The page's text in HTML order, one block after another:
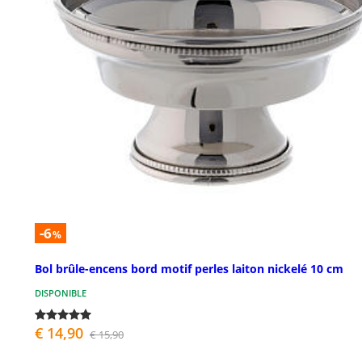
-6%
Bol brûle-encens bord motif perles laiton nickelé 10 cm
DISPONIBLE
€ 14,90 € 15,90